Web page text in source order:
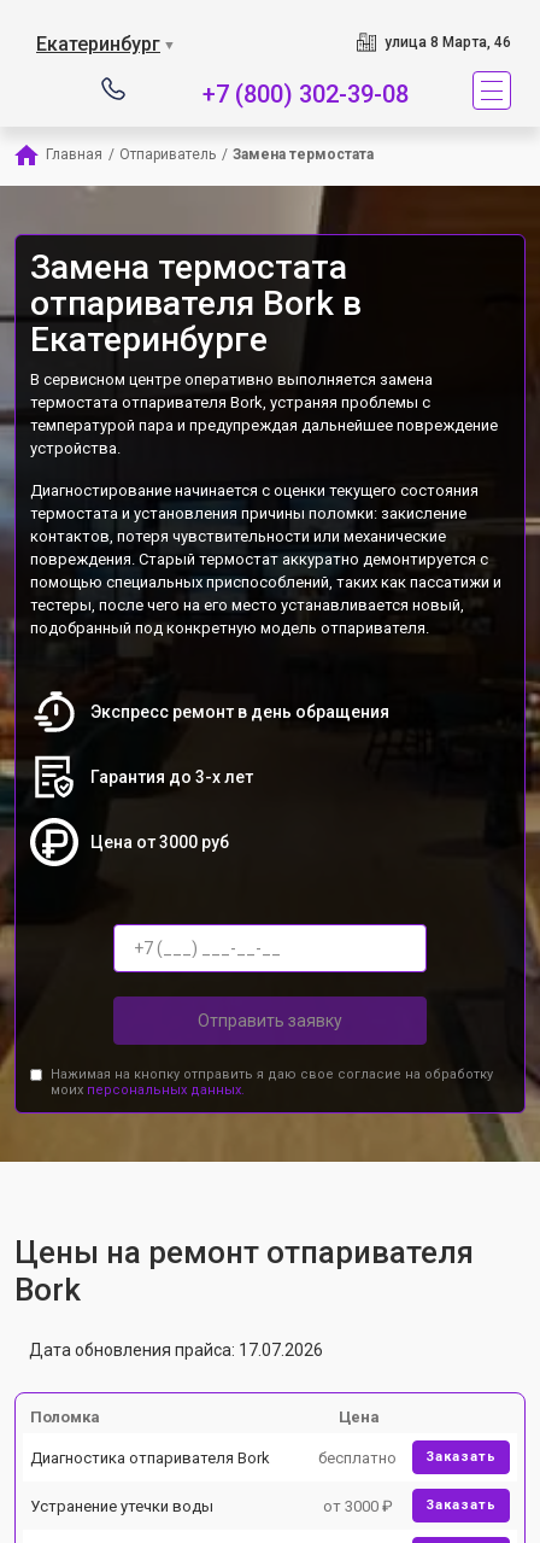
Екатеринбург ▼ улица 8 Марта, 46
+7 (800) 302-39-08
Главная / Отпариватель / Замена термостата
Замена термостата
отпаривателя Bork в
Екатеринбурге
В сервисном центре оперативно выполняется замена
термостата отпаривателя Bork, устраняя проблемы с
температурой пара и предупреждая дальнейшее повреждение
устройства.
Диагностирование начинается с оценки текущего состояния
термостата и установления причины поломки: закисление
контактов, потеря чувствительности или механические
повреждения. Старый термостат аккуратно демонтируется с
помощью специальных приспособлений, таких как пассатижи и
тестеры, после чего на его место устанавливается новый,
подобранный под конкретную модель отпаривателя.
Экспресс ремонт в день обращения
Гарантия до 3-х лет
Цена от 3000 руб
Отправить заявку
Нажимая на кнопку отправить я даю свое согласие на обработку
моих персональных данных.
Цены на ремонт отпаривателя
Bork
Дата обновления прайса: 17.07.2026
Поломка Цена
Диагностика отпаривателя Bork бесплатно Заказать
Устранение утечки воды от 3000 ₽ Заказать